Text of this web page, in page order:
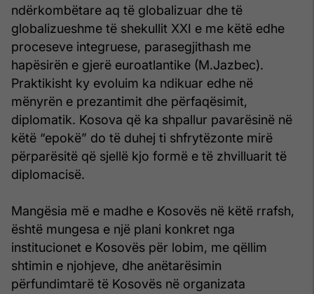
ndërkombëtare aq të globalizuar dhe të
globalizueshme të shekullit XXI e me këtë edhe
proceseve integruese, parasegjithash me
hapësirën e gjerë euroatlantike (M.Jazbec).
Praktikisht ky evoluim ka ndikuar edhe në
mënyrën e prezantimit dhe përfaqësimit,
diplomatik. Kosova që ka shpallur pavarësinë në
këtë “epokë” do të duhej ti shfrytëzonte mirë
përparësitë që sjellë kjo formë e të zhvilluarit të
diplomacisë.
Mangësia më e madhe e Kosovës në këtë rrafsh,
është mungesa e një plani konkret nga
institucionet e Kosovës për lobim, me qëllim
shtimin e njohjeve, dhe anëtarësimin
përfundimtarë të Kosovës në organizata